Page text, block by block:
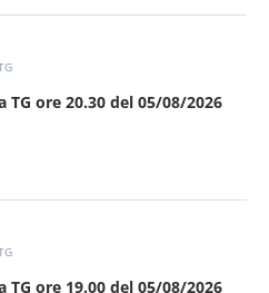
TG ore 20.30 del 05/08/2026
TG ore 19.00 del 05/08/2026